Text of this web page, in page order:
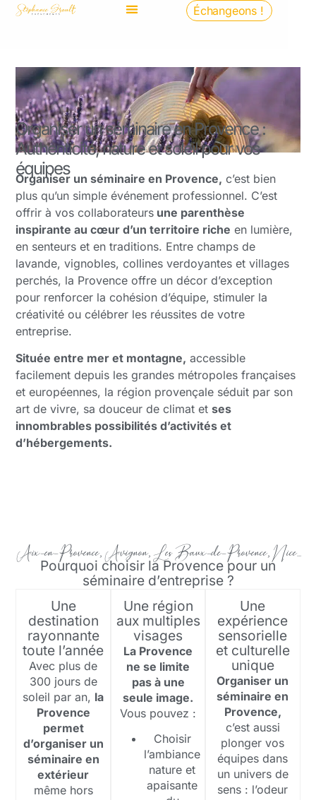
Échangeons !
Organiser un séminaire en Provence :
Authenticité, nature et soleil pour vos
équipes
Organiser un séminaire en Provence, c’est bien
plus qu’un simple événement professionnel. C’est
offrir à vos collaborateurs une parenthèse
inspirante au cœur d’un territoire riche en lumière,
en senteurs et en traditions. Entre champs de
lavande, vignobles, collines verdoyantes et villages
perchés, la Provence offre un décor d’exception
pour renforcer la cohésion d’équipe, stimuler la
créativité ou célébrer les réussites de votre
entreprise.
Située entre mer et montagne, accessible
facilement depuis les grandes métropoles françaises
et européennes, la région provençale séduit par son
art de vivre, sa douceur de climat etses
innombrables possibilités d’activités et
d’hébergements.
Aix-en-Provence, Avignon, Les Baux-de-Provence, Nice...
Pourquoi choisir la Provence pour un
séminaire d’entreprise ?
Une
destination
rayonnante
toute l’année
Avec plus de
300 jours de
soleil par an, la
Provence
permet
d’organiser un
séminaire en
extérieur
même hors
Une région
aux multiples
visages
La Provence
ne se limite
pas à une
seule image.
Vous pouvez :
Choisir
l’ambiance
nature et
apaisante
Une
expérience
sensorielle
et culturelle
unique
Organiser un
séminaire en
Provence,
c’est aussi
plonger vos
équipes dans
un univers de
sens : l’odeur